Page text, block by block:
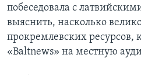
побеседовала с
выяснить, насколько
прокремлевских ресурсов,
«Baltnews» на местную